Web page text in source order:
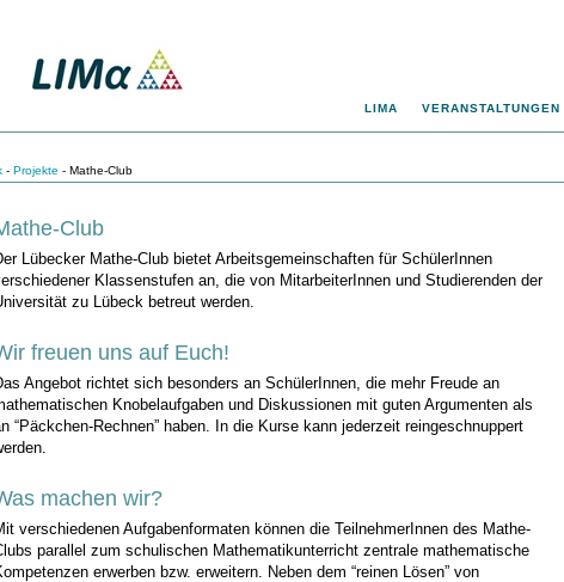
LIMΑ VERANSTALTUNGEN
- Projekte - Mathe-Club
Club
Lübecker Mathe-Club bietet Arbeitsgemeinschaften für SchülerInnen
Klassenstufen an, die von MitarbeiterInnen und Studierenden der
zu Lübeck betreut werden.
freuen uns auf Euch!
Angebot richtet sich besonders an SchülerInnen, die mehr Freude an
Knobelaufgaben und Diskussionen mit guten Argumenten als
“Päckchen-Rechnen” haben. In die Kurse kann jederzeit reingeschnuppert
machen wir?
verschiedenen Aufgabenformaten können die TeilnehmerInnen des Mathe-
parallel zum schulischen Mathematikunterricht zentrale mathematische
erwerben bzw. erweitern. Neben dem “reinen Lösen” von